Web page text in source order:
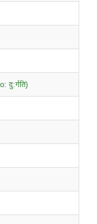
दु:र्गति)